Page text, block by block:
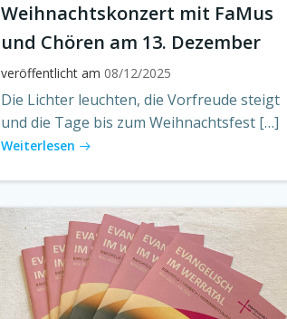
Weihnachtskonzert mit FaMus
und Chören am 13. Dezember
veröffentlicht am 08/12/2025
Die Lichter leuchten, die Vorfreude steigt
und die Tage bis zum Weihnachtsfest […]
Weiterlesen